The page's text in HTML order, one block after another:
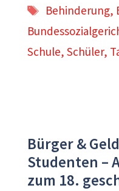
Schlagwörter
Behinderung,
Schule, Schüler,
Bürger &
Studenten –
zum 18.